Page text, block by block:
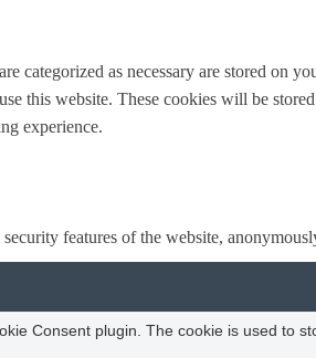
as necessary are stored on
this website. These cookies will be
experience.
features of the website,
Consent plugin. The cookie is used to